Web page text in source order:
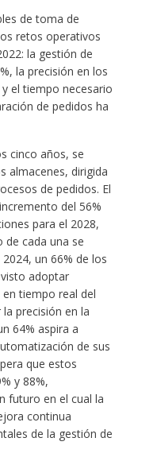
de toma de
retos operativos
la gestión de
la precisión en los
el tiempo necesario
de pedidos ha
cinco años, se
almacenes, dirigida
de pedidos. El
del 56%
para el 2028,
de cada una se
un 66% de los
adoptar
tiempo real del
precisión en la
64% aspira a
de sus
que estos
y 88%,
futuro en el cual la
continua
de la gestión de